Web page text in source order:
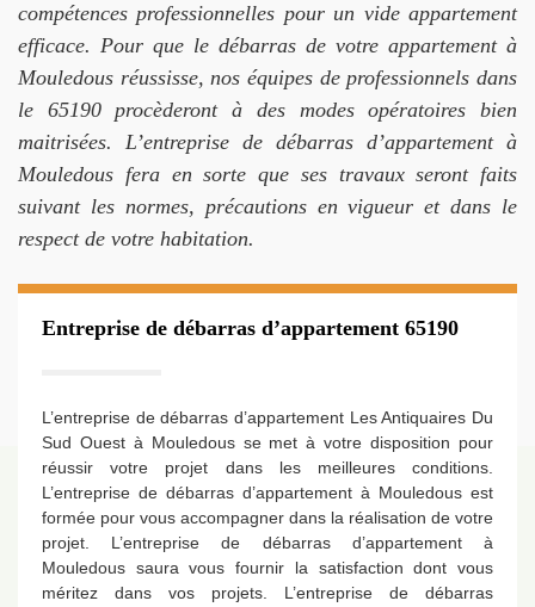
compétences professionnelles pour un vide appartement
efficace. Pour que le débarras de votre appartement à
Mouledous réussisse, nos équipes de professionnels dans
le 65190 procèderont à des modes opératoires bien
maitrisées. L’entreprise de débarras d’appartement à
Mouledous fera en sorte que ses travaux seront faits
suivant les normes, précautions en vigueur et dans le
respect de votre habitation.
Entreprise de débarras d’appartement 65190
L’entreprise de débarras d’appartement Les Antiquaires Du
Sud Ouest à Mouledous se met à votre disposition pour
réussir votre projet dans les meilleures conditions.
L’entreprise de débarras d’appartement à Mouledous est
formée pour vous accompagner dans la réalisation de votre
projet. L’entreprise de débarras d’appartement à
Mouledous saura vous fournir la satisfaction dont vous
méritez dans vos projets. L’entreprise de débarras